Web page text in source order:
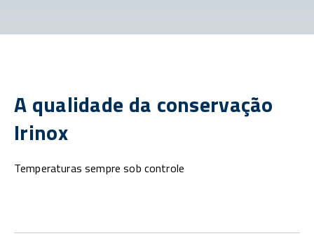
A qualidade da conservação
Irinox
Temperaturas sempre sob controle